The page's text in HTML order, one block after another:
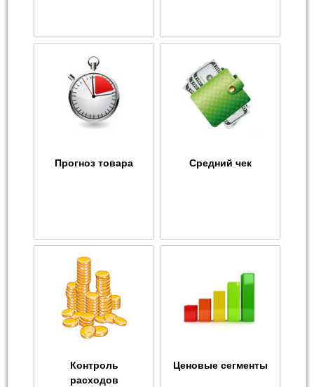
Прогноз товара Средний чек
Контроль
расходов
Ценовые сегменты